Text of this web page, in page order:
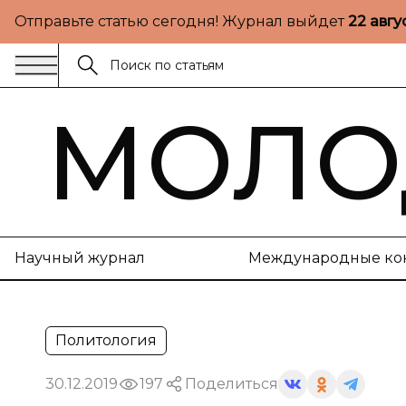
Отправьте статью сегодня! Журнал выйдет22
Научный журнал Международные
Политология
30.12.2019 197 Поделиться